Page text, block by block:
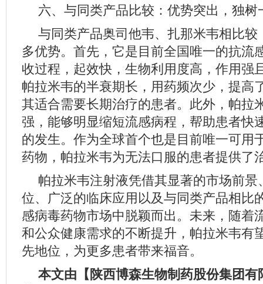
六、与同类产品比较：优势突出，独树
与同类产品奥司他韦、扎那米韦相比较
多优势。首先，它是目前全国唯一的抗流
收过程，起效快，生物利用度高，作用强
帕拉米韦的半衰期长，用药频次少，提高
其适合需要长期治疗的患者。此外，帕拉
强，能够明显缩短流感病程，帮助患者快
的发生。作为全球首个也是目前唯一可用
药物，帕拉米韦为无法口服的患者提供了
帕拉米韦注射液凭借其显著的市场前景
位、广泛的临床应用以及与同类产品相比
感病毒药物市场中脱颖而出。未来，随着
和公众健康需求的不断提升，帕拉米韦有
先地位，为更多患者带来福音。
本文由【陕西博森生物制药股份集团有